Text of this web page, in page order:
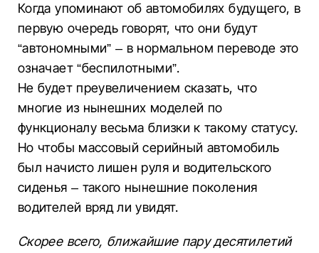
Когда упоминают об автомобилях будущего, в
первую очередь говорят, что они будут
“автономными” – в нормальном переводе это
означает “беспилотными”.
Не будет преувеличением сказать, что
многие из нынешних моделей по
функционалу весьма близки к такому статусу.
Но чтобы массовый серийный автомобиль
был начисто лишен руля и водительского
сиденья – такого нынешние поколения
водителей вряд ли увидят.
Скорее всего, ближайшие пару десятилетий